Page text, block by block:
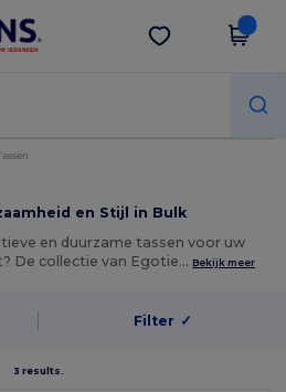
app!
Download app
en Stijl in Bulk
en duurzame tassen voor uw
De collectie van Egotie… Bekijk meer
Filter ✓
3 results.